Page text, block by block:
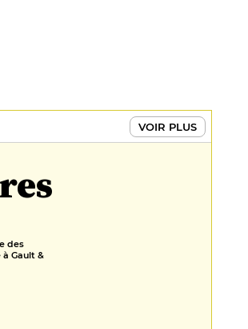
VOIR PLUS
des
Gault &